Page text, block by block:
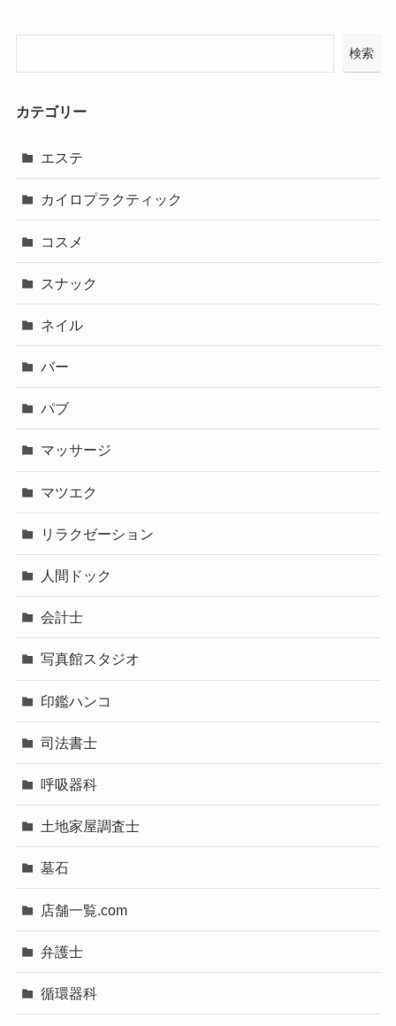
検索
カテゴリー
エステ
カイロプラクティック
コスメ
スナック
ネイル
バー
パブ
マッサージ
マツエク
リラクゼーション
人間ドック
会計士
写真館スタジオ
印鑑ハンコ
司法書士
呼吸器科
土地家屋調査士
墓石
店舗一覧.com
弁護士
循環器科